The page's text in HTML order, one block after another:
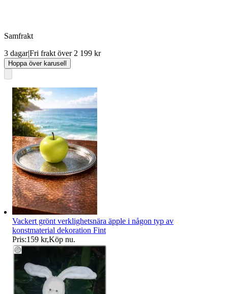
Samfrakt
3 dagar|Fri frakt över 2 199 kr
Hoppa över karusell
Vackert grönt verklighetsnära äpple i någon typ av
konstmaterial dekoration Fint
Pris:159 kr,Köp nu.